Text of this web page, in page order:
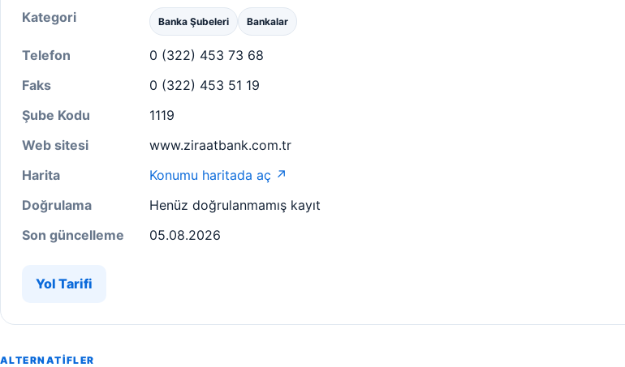
Kategori Banka Şubeleri Bankalar
Telefon
0 (322) 453 73 68
Faks
0 (322) 453 51 19
Şube Kodu
1119
Web sitesi
www.ziraatbank.com.tr
Harita
Konumu haritada aç ↗
Doğrulama
Henüz doğrulanmamış kayıt
Son güncelleme
05.08.2026
Yol Tarifi
ALTERNATIFLER